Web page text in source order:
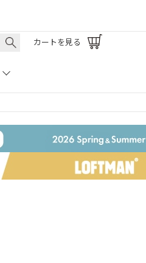
カートを見る